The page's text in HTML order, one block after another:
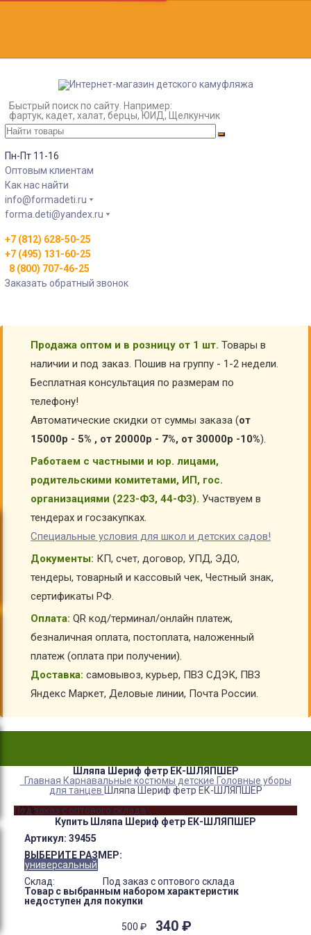
Быстрый поиск по сайту. Например:
фартук, кадет, халат, берцы, ЮИД, Щелкунчик
Пн-Пт 11-16
Оптовым клиентам
Как нас найти
info@formadeti.ru
forma.deti@yandex.ru
+7 (812) 628-50-25
+7 (495) 131-60-25
8 (800) 707-46-25
Заказать обратный звонок
Продажа оптом и в розницу от 1 шт. Товары в
наличии и под заказ. Пошив на группу - 1-2 недели.
Бесплатная консультация по размерам по
телефону!
Автоматические скидки от суммы заказа (от
15000р - 5% , от 20000р - 7%, от 30000р -10%).
Работаем с частными и юр. лицами,
родительскими комитетами, ИП, гос.
организациями (223-ФЗ, 44-ФЗ). Участвуем в
тендерах и госзакупках.
Специальные условия для школ и детских садов!
Документы: КП, счет, договор, УПД, ЭДО,
тендеры, товарный и кассовый чек, Честный знак,
сертификаты РФ.
Оплата: QR код/терминал/онлайн платеж,
безналичная оплата, постоплата, наложенный
платеж (оплата при получении).
Доставка: самовывоз, курьер, ПВЗ СДЭК, ПВЗ
Яндекс Маркет, Деловые линии, Почта России.
Шляпа Шериф фетр ЕК-ШЛЯПШЕР
Главная Карнавальные костюмы детские Головные уборы
для танцев Шляпа Шериф фетр ЕК-ШЛЯПШЕР
-32%
Под заказ с оптового склада
Купить Шляпа Шериф фетр ЕК-ШЛЯПШЕР
Артикул: 39455
ВЫБЕРИТЕ РАЗМЕР:
универсальный
Склад:
Под заказ с оптового склада
Товар с выбранным набором характеристик
недоступен для покупки
500 ₽ 340 ₽